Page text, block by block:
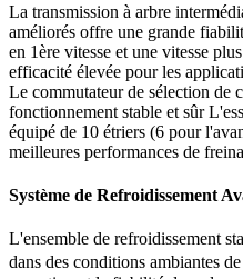
La transmission à arbre
améliorés offre une grande
en 1ère vitesse et une vitesse
efficacité élevée pour les
Le commutateur de sélection de
fonctionnement stable et sûr
équipé de 10 étriers (6 pour
meilleures performances de
Système de Refroidissement
L'ensemble de refroidissement
dans des conditions ambiantes